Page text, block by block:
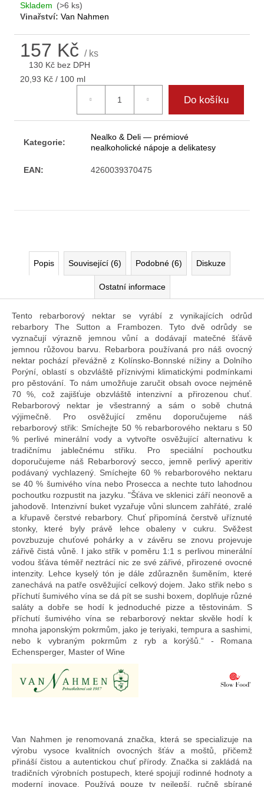
Skladem (>6 ks)
Vinařství:Van Nahmen
157 Kč/ ks
130 Kč bez DPH
Měrná
20,93 Kč / 100 ml
Do košíku
Kategorie:
Nealko & Deli — prémiové
nealkoholické nápoje a delikatesy
EAN: 4260039370475
Popis Související (6) Podobné (6) Diskuze
Ostatní informace
Tento rebarborový nektar se vyrábí z vynikajících odrůd
rebarbory ​​The Sutton a Frambozen. Tyto dvě odrůdy se
vyznačují výrazně jemnou vůní a dodávají matečné šťávě
jemnou růžovou barvu. Rebarbora používaná pro náš ovocný
nektar pochází převážně z Kolínsko-Bonnské nížiny a Dolního
Porýní, oblastí s obzvláště příznivými klimatickými podmínkami
pro pěstování. To nám umožňuje zaručit obsah ovoce nejméně
70 %, což zajišťuje obzvláště intenzivní a přirozenou chuť.
Rebarborový nektar je všestranný a sám o sobě chutná
výjimečně. Pro osvěžující změnu doporučujeme náš
rebarborový střik: Smíchejte 50 % rebarborového nektaru s 50
% perlivé minerální vody a vytvořte osvěžující alternativu k
tradičnímu jablečnému střiku. Pro speciální pochoutku
doporučujeme náš Rebarborový secco, jemně perlivý aperitiv
podávaný vychlazený. Smíchejte 60 % rebarborového nektaru
se 40 % šumivého vína nebo Prosecca a nechte tuto lahodnou
pochoutku rozpustit na jazyku. "Šťáva ve sklenici září neonově a
jahodově. Intenzivní buket vyzařuje vůni sluncem zahřáté, zralé
a křupavě čerstvé rebarbory. Chuť připomíná čerstvě uříznuté
stonky, které byly právě lehce obaleny v cukru. Svěžest
povzbuzuje chuťové pohárky a v závěru se znovu projevuje
zářivě čistá vůně. I jako střik v poměru 1:1 s perlivou minerální
vodou šťáva téměř neztrácí nic ze své zářivé, přirozené ovocné
intenzity. Lehce kyselý tón je dále zdůrazněn šuměním, které
zanechává na patře osvěžující celkový dojem. Jako střik nebo s
příchutí šumivého vína se dá pít se sushi boxem, doplňuje různé
saláty a dobře se hodí k jednoduché pizze a těstovinám. S
příchutí šumivého vína se rebarborový nektar skvěle hodí k
mnoha japonským pokrmům, jako je teriyaki, tempura a sashimi,
nebo k vybraným pokrmům z ryb a korýšů.“ - Romana
Echensperger, Master of Wine
Van Nahmen je renomovaná značka, která se specializuje na
výrobu vysoce kvalitních ovocných šťáv a moštů, přičemž
přináší čistou a autentickou chuť přírody. Značka si zakládá na
tradičních výrobních postupech, které spojují rodinné hodnoty a
moderní inovace. Používá pouze ty nejlepší, ručně sbírané